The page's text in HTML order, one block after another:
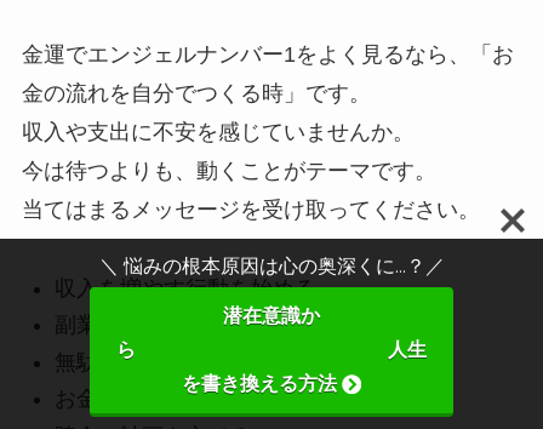
金運でエンジェルナンバー1をよく見るなら、「お
金の流れを自分でつくる時」です。
収入や支出に不安を感じていませんか。
今は待つよりも、動くことがテーマです。
当てはまるメッセージを受け取ってください。
収入を増やす行動を始める
副業を検討する
無駄な支出を見直す
お金の目標を決める
＼ 悩みの根本原因は心の奥深くに...？／
潜在意識か
ら 人生
を書き換える方法